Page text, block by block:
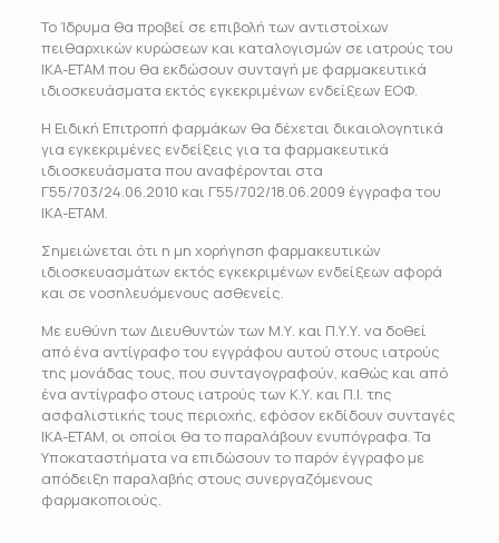
Το Ίδρυμα θα προβεί σε επιβολή των αντιστοίχων
πειθαρχικών κυρώσεων και καταλογισμών σε ιατρούς του
ΙΚΑ-ΕΤΑΜ που θα εκδώσουν συνταγή με φαρμακευτικά
ιδιοσκευάσματα εκτός εγκεκριμένων ενδείξεων ΕΟΦ.
Η Ειδική Επιτροπή φαρμάκων θα δέχεται δικαιολογητικά
για εγκεκριμένες ενδείξεις για τα φαρμακευτικά
ιδιοσκευάσματα που αναφέρονται στα
Γ55/703/24.06.2010 και Γ55/702/18.06.2009 έγγραφα του
ΙΚΑ-ΕΤΑΜ.
Σημειώνεται ότι η μη χορήγηση φαρμακευτικών
ιδιοσκευασμάτων εκτός εγκεκριμένων ενδείξεων αφορά
και σε νοσηλευόμενους ασθενείς.
Με ευθύνη των Διευθυντών των Μ.Υ. και Π.Υ.Υ. να δοθεί
από ένα αντίγραφο του εγγράφου αυτού στους ιατρούς
της μονάδας τους, που συνταγογραφούν, καθώς και από
ένα αντίγραφο στους ιατρούς των Κ.Υ. και Π.Ι. της
ασφαλιστικής τους περιοχής, εφόσον εκδίδουν συνταγές
ΙΚΑ-ΕΤΑΜ, οι οποίοι θα το παραλάβουν ενυπόγραφα. Τα
Υποκαταστήματα να επιδώσουν το παρόν έγγραφο με
απόδειξη παραλαβής στους συνεργαζόμενους
φαρμακοποιούς.